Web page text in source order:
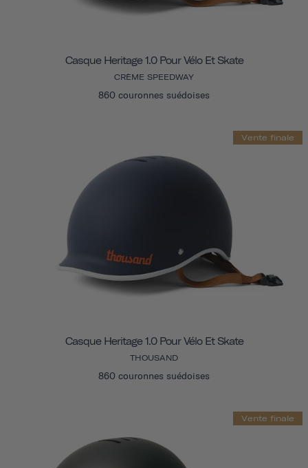
Casque Heritage 1.0 Pour Vélo Et Skate
CRÈME SPEEDWAY
860 couronnes suédoises
Vente finale
Casque Heritage 1.0 Pour Vélo Et Skate
THOUSAND
860 couronnes suédoises
Vente finale